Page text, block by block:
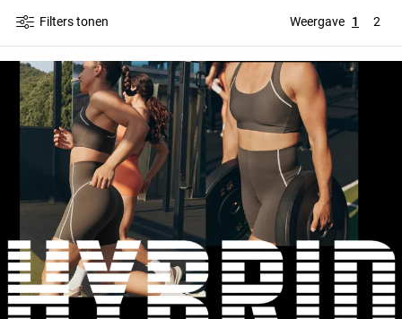
Filters tonen Weergave 1 2